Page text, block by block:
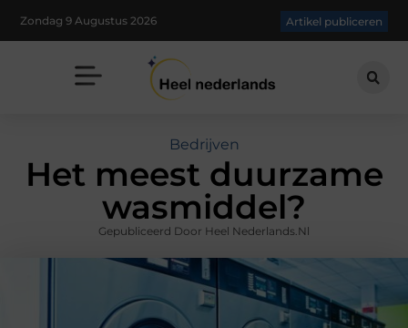
Zondag 9 Augustus 2026 Artikel publiceren
Bedrijven
Het meest duurzame
wasmiddel?
Gepubliceerd Door Heel Nederlands.nl